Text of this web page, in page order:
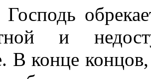
Господь
и
В конце